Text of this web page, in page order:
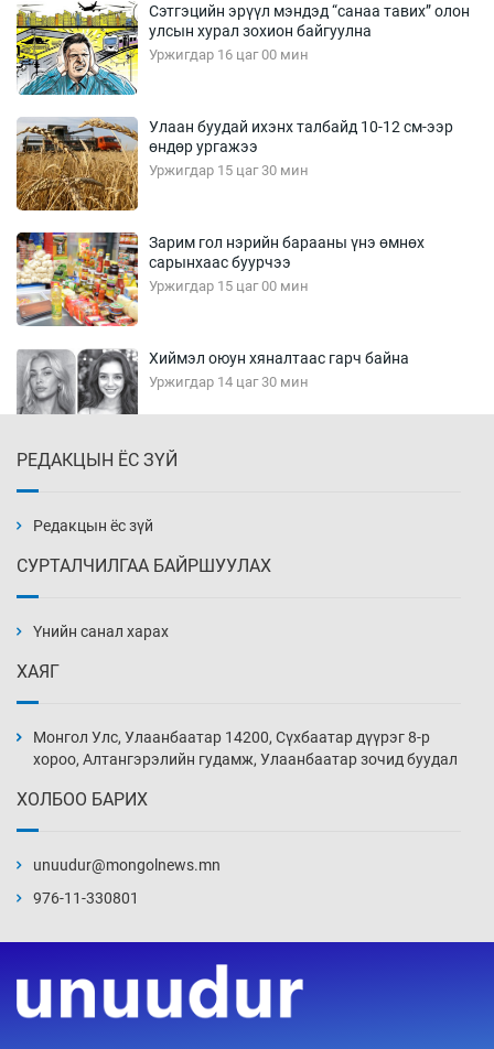
Сэтгэцийн эрүүл мэндэд “санаа тавих” олон
улсын хурал зохион байгуулна
Уржигдар 16 цаг 00 мин
Улаан буудай ихэнх талбайд 10-12 см-ээр
өндөр ургажээ
Уржигдар 15 цаг 30 мин
Зарим гол нэрийн барааны үнэ өмнөх
сарынхаас буурчээ
Уржигдар 15 цаг 00 мин
Хиймэл оюун хяналтаас гарч байна
Уржигдар 14 цаг 30 мин
Уржигдар 14 цаг 00 мин
нэмэгджээ
Уржигдар 13 цаг 30 мин
Уржигдар 13 цаг 00 мин
Уржигдар 12 цаг 30 мин
РЕДАКЦЫН ЁС ЗҮЙ
Редакцын ёс зүй
СУРТАЛЧИЛГАА БАЙРШУУЛАХ
Үнийн санал харах
ХАЯГ
Монгол Улс, Улаанбаатар 14200, Сүхбаатар дүүрэг 8-р
хороо, Алтангэрэлийн гудамж, Улаанбаатар зочид буудал
ХОЛБОО БАРИХ
unuudur@mongolnews.mn
976-11-330801